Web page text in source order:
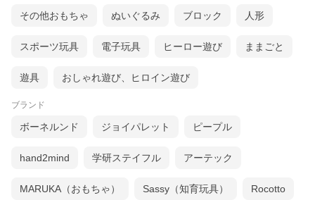
その他おもちゃ ぬいぐるみ ブロック 人形
スポーツ玩具 電子玩具 ヒーロー遊び ままごと
遊具 おしゃれ遊び、ヒロイン遊び
ブランド
ボーネルンド ジョイパレット ピープル
hand2mind 学研ステイフル アーテック
MARUKA（おもちゃ） Sassy（知育玩具） Rocotto